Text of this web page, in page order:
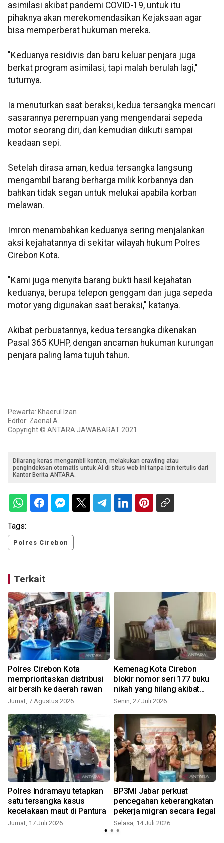
asimilasi akibat pandemi COVID-19, untuk itu
pihaknya akan merekomendasikan Kejaksaan agar
bisa memperberat hukuman mereka.
"Keduanya residivis dan baru keluar penjara juga
berkat program asimilasi, tapi malah berulah lagi,"
tuturnya.
Ia menuturkan saat beraksi, kedua tersangka mencari
sasarannya perempuan yang mengendarai sepeda
motor seorang diri, dan kemudian diikuti sampai
keadaan sepi.
Setelah dirasa aman, kedua tersangka langsung
mengambil barang berharga milik korbannya dan
bahkan tidak segan untuk melukai apabila korban
melawan.
Imron menambahkan keduanya sering menjalankan
aksi kejahatannya di sekitar wilayah hukum Polres
Cirebon Kota.
"Kami juga menyita barang bukti hasil kejahatan
keduanya, berupa telepon genggam dan juga sepeda
motor yang digunakan saat beraksi," katanya.
Akibat perbuatannya, kedua tersangka dikenakan
Pasal 365 KUHP, dengan ancaman hukuman kurungan
penjara paling lama tujuh tahun.
Pewarta: Khaerul Izan
Editor: Zaenal A.
Copyright © ANTARA JAWABARAT 2021
Dilarang keras mengambil konten, melakukan crawling atau
pengindeksan otomatis untuk AI di situs web ini tanpa izin tertulis dari
Kantor Berita ANTARA.
Tags:
Polres Cirebon
Terkait
Polres Cirebon Kota
memprioritaskan distribusi
air bersih ke daerah rawan
Jumat, 7 Agustus 2026
Kemenag Kota Cirebon
blokir nomor seri 177 buku
nikah yang hilang akibat
pencurian
Senin, 27 Juli 2026
Polres Indramayu tetapkan
satu tersangka kasus
kecelakaan maut di Pantura
Jumat, 17 Juli 2026
BP3MI Jabar perkuat
pencegahan keberangkatan
pekerja migran secara ilegal
Selasa, 14 Juli 2026